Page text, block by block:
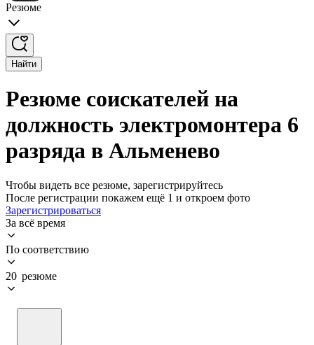
Резюме
Найти
Резюме соискателей на
должность электромонтера 6
разряда в Альменево
Чтобы видеть все резюме, зарегистрируйтесь
После регистрации покажем ещё 1 и откроем фото
Зарегистрироваться
За всё время
По соответствию
20 резюме